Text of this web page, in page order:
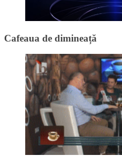
Cafeaua de dimineață